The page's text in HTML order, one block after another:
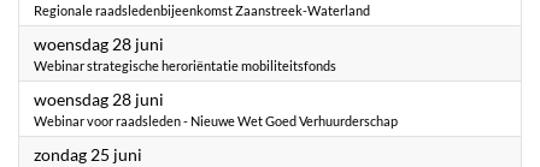
Regionale raadsledenbijeenkomst Zaanstreek-Waterland
woensdag 28 juni
Webinar strategische heroriëntatie mobiliteitsfonds
woensdag 28 juni
Webinar voor raadsleden - Nieuwe Wet Goed Verhuurderschap
zondag 25 juni